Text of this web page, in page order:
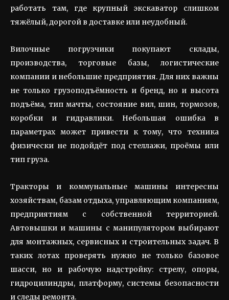
работать там, где крупный экскаватор слишком
тяжёлый, дорогой в доставке или неудобный.
Вилочные погрузчики покупают склады,
производства, торговые базы, логистические
компании и небольшие предприятия. Для них важны
не только грузоподъёмность и бренд, но и высота
подъёма, тип мачты, состояние вил, шин, тормозов,
коробки и гидравлики. Небольшая ошибка в
параметрах может привести к тому, что техника
физически не подойдёт под стеллажи, проёмы или
тип груза.
Тракторы и коммунальные машины интересны
хозяйствам, базам отдыха, управляющим компаниям,
предприятиям с собственной территорией.
Автовышки и машины с манипулятором выбирают
для монтажных, сервисных и строительных задач. В
таких лотах проверять нужно не только базовое
шасси, но и рабочую надстройку: стрелу, опоры,
гидроцилиндры, платформу, системы безопасности
и следы ремонта.